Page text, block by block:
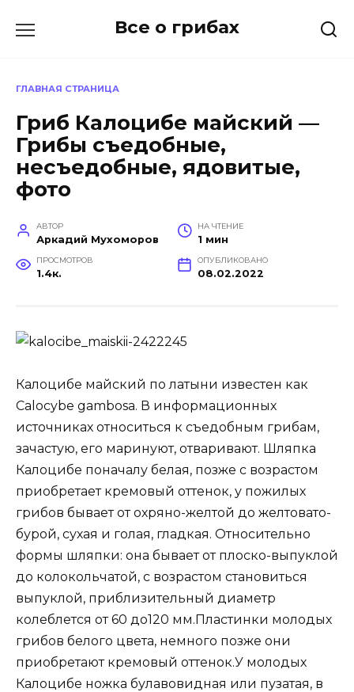
Все о грибах
ГЛАВНАЯ СТРАНИЦА
Гриб Калоцибе майский —
Грибы съедобные,
несъедобные, ядовитые,
фото
АВТОР
Аркадий Мухоморов
НА ЧТЕНИЕ
1 мин
ПРОСМОТРОВ
1.4к.
ОПУБЛИКОВАНО
08.02.2022
Калоцибе майский по латыни известен как
Calocybe gambosa. В информационных
источниках относиться к съедобным грибам,
зачастую, его маринуют, отваривают. Шляпка
Калоцибе поначалу белая, позже с возрастом
приобретает кремовый оттенок, у пожилых
грибов бывает от охряно-желтой до желтовато-
бурой, сухая и голая, гладкая. Относительно
формы шляпки: она бывает от плоско-выпуклой
до колокольчатой, с возрастом становиться
выпуклой, приблизительный диаметр
колеблется от 60 до120 мм.Пластинки молодых
грибов белого цвета, немного позже они
приобретают кремовый оттенок.У молодых
Калоцибе ножка булавовидная или пузатая, в